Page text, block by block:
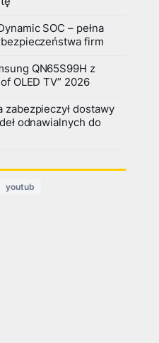
SOC – pełna
firm
QN65S99H z
OLED TV” 2026
zabezpieczył dostawy
odnawialnych do
youtub